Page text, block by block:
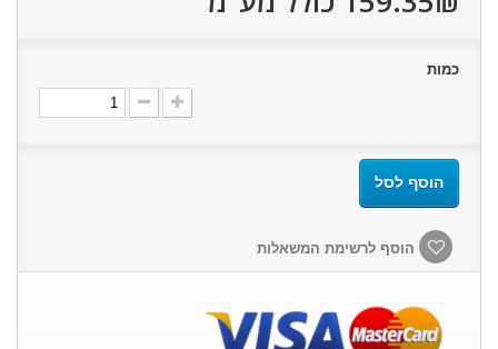
כמות
הוסף לסל
הוסף לרשימת המשאלות